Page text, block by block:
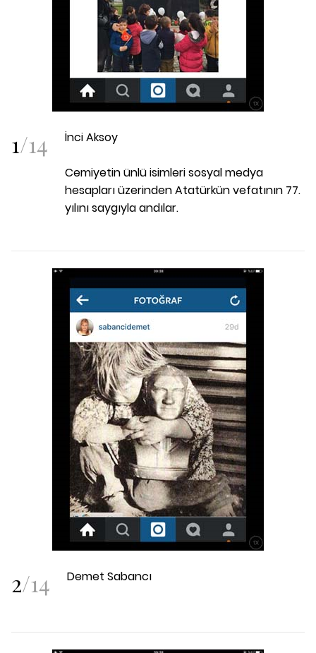
1/14 İnci Aksoy
Cemiyetin ünlü isimleri sosyal medya
hesapları üzerinden Atatürkün vefatının 77.
yılını saygıyla andılar.
2/14 Demet Sabancı